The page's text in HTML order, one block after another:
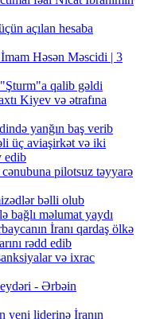
açılan hesaba
Həsən Məscidi | 3
qalib gəldi
Kiyev və ətrafına
yanğın baş verib
üç aviaşirkət və iki
edib
pilotsuz təyyarə
bəlli olub
bağlı məlumat yaydı
İranı qardaş ölkə
rədd edib
və ixrac
- Ərbəin
yeni liderinə İranın